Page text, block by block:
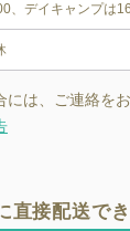
、デイキャンプは16
は、ご連絡を
直接配送で